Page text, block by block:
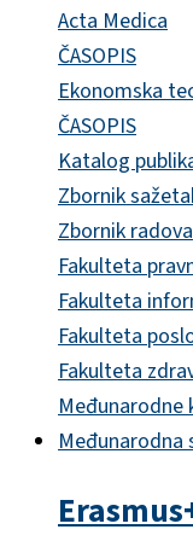
Acta Medica
ČASOPIS
Ekonomska
ČASOPIS
Katalog
Zbornik
Zbornik radova
Fakulteta
Fakulteta
Fakulteta
Fakulteta
Međunarodne
Međunarodna